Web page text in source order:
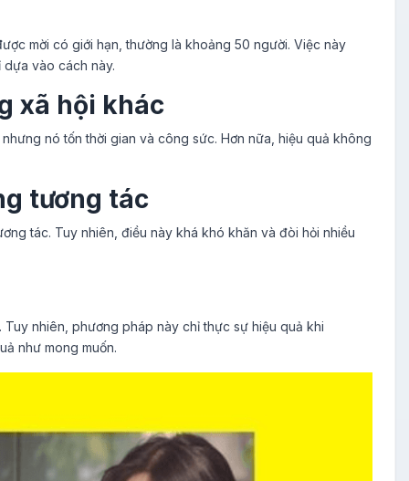
mời có giới hạn, thường là khoảng 50 người. Việc này
vào cách này.
xã hội khác
nó tốn thời gian và công sức. Hơn nữa, hiệu quả không
tương tác
tác. Tuy nhiên, điều này khá khó khăn và đòi hỏi nhiều
nhiên, phương pháp này chỉ thực sự hiệu quả khi
như mong muốn.